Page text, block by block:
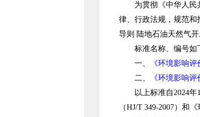
为贯彻《中华人民共
律、行政法规，规范
导则 陆地石油天然气
标准名称、编号如
一、
《环境影响
二、
《环境影响
以上标准自2024年1
（HJ/T 349-2007）和